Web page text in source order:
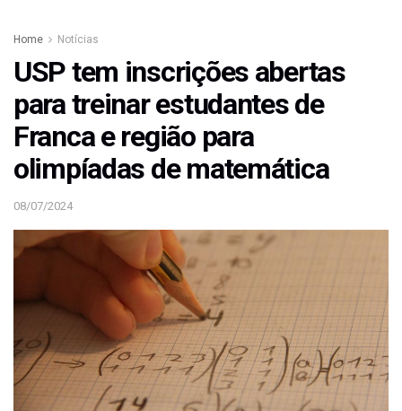
Home Notícias
USP tem inscrições abertas
para treinar estudantes de
Franca e região para
olimpíadas de matemática
08/07/2024